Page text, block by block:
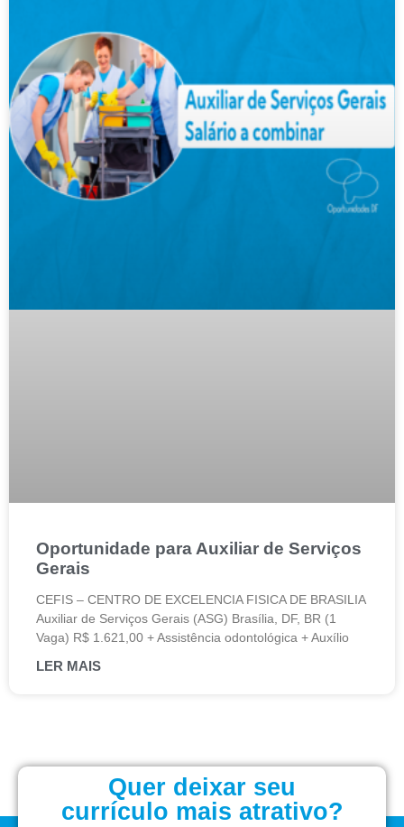
Oportunidade para Auxiliar de Serviços
Gerais
CEFIS – CENTRO DE EXCELENCIA FISICA DE BRASILIA
Auxiliar de Serviços Gerais (ASG) Brasília, DF, BR (1
Vaga) R$ 1.621,00 + Assistência odontológica + Auxílio
LER MAIS
Quer deixar seu
currículo mais atrativo?